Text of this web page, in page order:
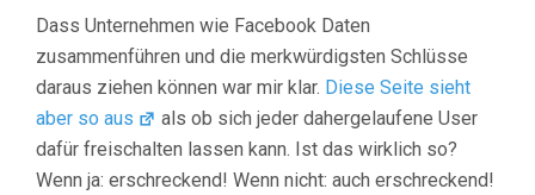
Dass Unternehmen wie Facebook Daten
zusammenführen und die merkwürdigsten Schlüsse
daraus ziehen können war mir klar. Diese Seite sieht
aber so aus
als ob sich jeder dahergelaufene User
dafür freischalten lassen kann. Ist das wirklich so?
Wenn ja: erschreckend! Wenn nicht: auch erschreckend!